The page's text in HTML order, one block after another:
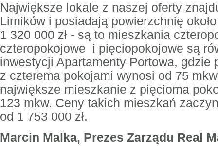
Największe lokale z naszej oferty
Lirników i posiadają powierzchnię
1 320 000 zł - są to mieszkania
czteropokojowe i pięciopokojowe są
inwestycji Apartamenty Portowa, gdzie
z czterema pokojami wynosi od 75
największe mieszkanie z pięcioma
123 mkw. Ceny takich mieszkań
od 1 753 000 zł.
Marcin Malka, Prezes Zarządu Real